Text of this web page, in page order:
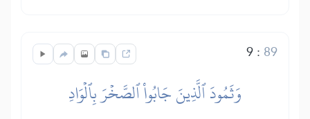
9: 89
وَثَمُودَ ٱلَّذِينَ جَابُواْ ٱلصَّخۡرَ بِٱلۡوَادِ